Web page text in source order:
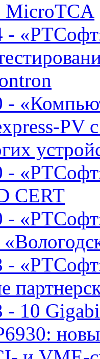
MicroTCA
-
-
PV
CERT
-
-
- 10